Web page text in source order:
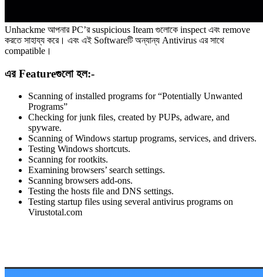
Unhackme আপনার PC’র suspicious Iteam গুলোকে inspect এবং remove
করতে সাহায্য করে। এবং এই Softwareটি অন্যান্য Antivirus এর সাথে
compatible।
এর Featureগুলো হল:-
Scanning of installed programs for “Potentially Unwanted
Programs”
Checking for junk files, created by PUPs, adware, and
spyware.
Scanning of Windows startup programs, services, and drivers.
Testing Windows shortcuts.
Scanning for rootkits.
Examining browsers’ search settings.
Scanning browsers add-ons.
Testing the hosts file and DNS settings.
Testing startup files using several antivirus programs on
Virustotal.com